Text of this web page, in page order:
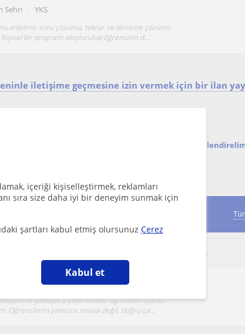
içeriği kişiselleştirmek, reklamları
sıra size daha iyi bir deneyim sunmak için
şartları kabul etmiş olursunuz Çerez
Kabul et
Sehri YKS
anlatımı, soru çözümü, tekrar ve deneme çözümü
Kişisel bir program oluşturulup öğrencinin d...
iletişime geçmesine izin vermek için bir ilan
kaydet ve yeni öğretmenlerimiz olduğunda seni
online
Rehber Öğretmen YKS Tercih ve Eğitim Koçluğu
YKS
ve yaklaşık 2 yıldır rehber öğretmen olarak
Öğrencilerin yalnızca sınava değil, doğru ça...